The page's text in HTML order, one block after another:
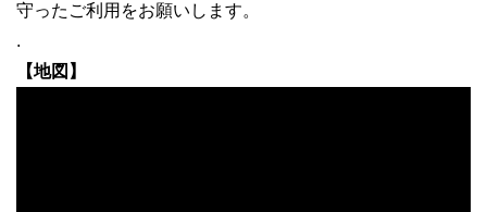
守ったご利用をお願いします。
.
【地図】